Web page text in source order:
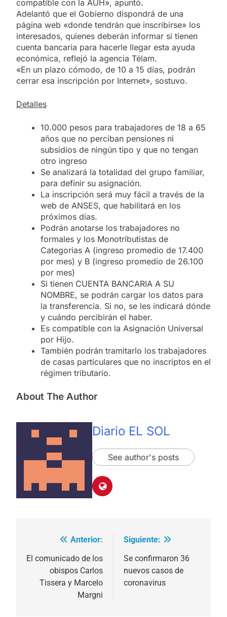
compatible con la AUH», apuntó.
Adelantó que el Gobierno dispondrá de una
página web «donde tendrán que inscribirse» los
interesados, quienes deberán informar si tienen
cuenta bancaria para hacerle llegar esta ayuda
económica, reflejó la agencia Télam.
«En un plazo cómodo, de 10 a 15 días, podrán
cerrar esa inscripción por Internet», sostuvo.
Detalles
10.000 pesos para trabajadores de 18 a 65
años que no perciban pensiones ni
subsidios de ningún tipo y que no tengan
otro ingreso
Se analizará la totalidad del grupo familiar,
para definir su asignación.
La inscripción será muy fácil a través de la
web de ANSES, que habilitará en los
próximos días.
Podrán anotarse los trabajadores no
formales y los Monotributistas de
Categorias A (ingreso promedio de 17.400
por mes) y B (ingreso promedio de 26.100
por mes)
Si tienen CUENTA BANCARIA A SU
NOMBRE, se podrán cargar los datos para
la transferencia. Si no, se les indicará dónde
y cuándo percibirán el haber.
Es compatible con la Asignación Universal
por Hijo.
También podrán tramitarlo los trabajadores
de casas particulares que no inscriptos en el
régimen tributario.
About The Author
Diario EL SOL
See author's posts
Navegación
de
entradas
Anterior:
El comunicado de los
obispos Carlos
Tissera y Marcelo
Margni
Siguiente:
Se confirmaron 36
nuevos casos de
coronavirus